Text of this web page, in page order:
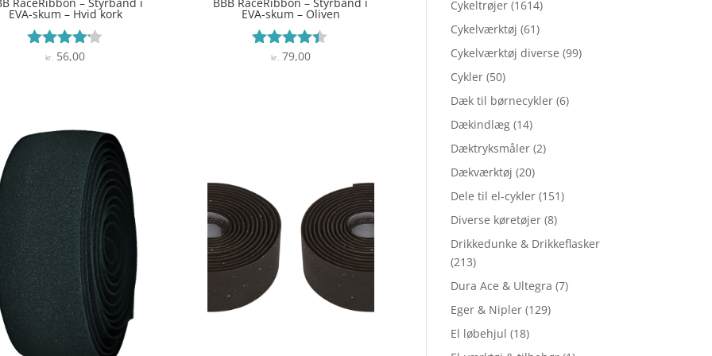
EVA-skum – Hvid kork
Vurderet
kr. 56,00
EVA-skum – Oliven
Vurderet
kr.79,00
Cykeltrøjer (1614)
Cykelværktøj (61)
Cykelværktøj diverse (99)
Cykler (50)
Dæk til børnecykler (6)
Dækindlæg (14)
Dæktryksmåler (2)
Dækværktøj (20)
Dele til el-cykler (151)
Diverse køretøjer (8)
Drikkedunke & Drikkeflasker
(213)
Dura Ace & Ultegra (7)
Eger & Nipler (129)
El løbehjul (18)